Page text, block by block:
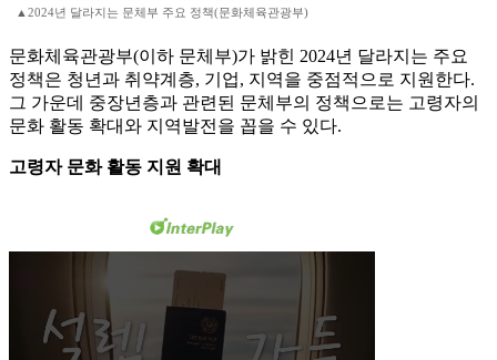
▲2024년 달라지는 문체부 주요 정책(문화체육관광부)
문화체육관광부(이하 문체부)가 밝힌 2024년 달라지는 주요
정책은 청년과 취약계층, 기업, 지역을 중점적으로 지원한다.
그 가운데 중장년층과 관련된 문체부의 정책으로는 고령자의
문화 활동 확대와 지역발전을 꼽을 수 있다.
고령자 문화 활동 지원 확대